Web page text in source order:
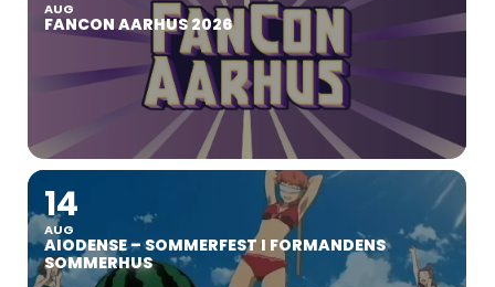
AUG
FANCON AARHUS 2026
14
AUG
AIODENSE – SOMMERFEST I FORMANDENS
SOMMERHUS